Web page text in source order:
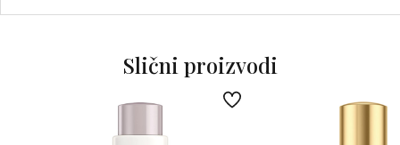
prirodan učinak liftinga.
Bez fenoksietanola | 96% sastojaka prirodnog porijekla
Slični proizvodi